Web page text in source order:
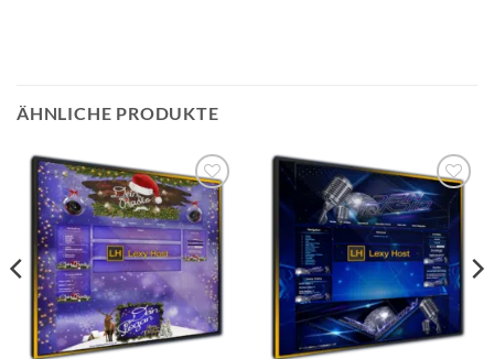
ÄHNLICHE PRODUKTE
Auf die
Wunschliste
setzen
Auf die
Wunschliste
setzen